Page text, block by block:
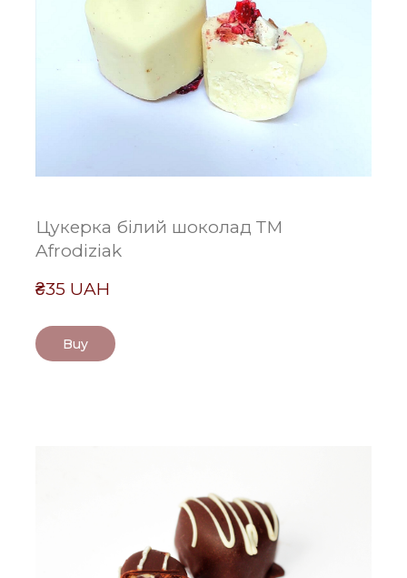
Цукерка білий шоколад ТМ
Afrodiziak
₴35 UAH
Buy